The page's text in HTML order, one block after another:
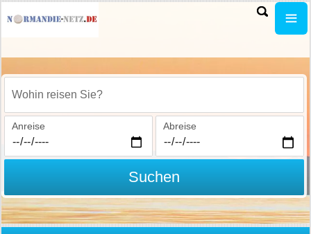
Wohin reisen Sie?
Anreise Abreise
Suchen